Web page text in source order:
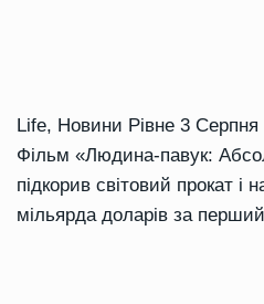
Life, Новини Рівне 3 Серпня
Фільм «Людина-павук:
підкорив світовий прокат і
мільярда доларів за